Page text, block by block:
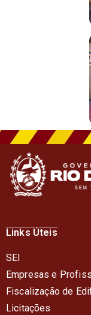
Links Úteis
SEI
Empresas e
Fiscalização de
Licitações